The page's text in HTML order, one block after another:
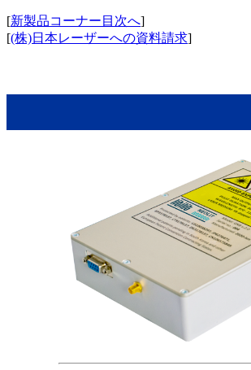
[新製品コーナー目次へ]
[(株)日本レーザーへの資料請求]